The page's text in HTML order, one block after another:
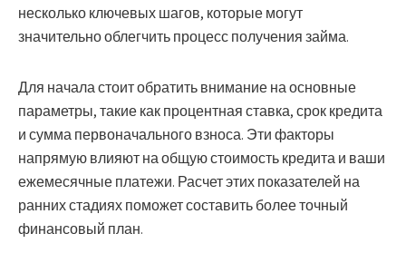
несколько ключевых шагов, которые могут
значительно облегчить процесс получения займа.
Для начала стоит обратить внимание на основные
параметры, такие как процентная ставка, срок кредита
и сумма первоначального взноса. Эти факторы
напрямую влияют на общую стоимость кредита и ваши
ежемесячные платежи. Расчет этих показателей на
ранних стадиях поможет составить более точный
финансовый план.